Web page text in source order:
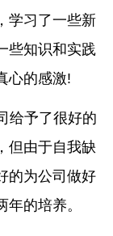
学习了一些新
些知识和实践
心的感激!
给予了很好的
但由于自我缺
的为公司做好
的培养。